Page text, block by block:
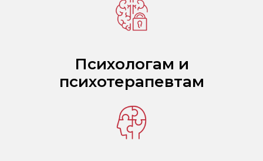
Психологам и
психотерапевтам